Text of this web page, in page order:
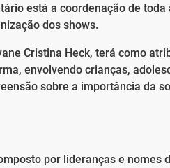
está a coordenação de toda
dos shows.
Cristina Heck, terá como
envolvendo crianças,
sobre a importância da
por lideranças e nomes